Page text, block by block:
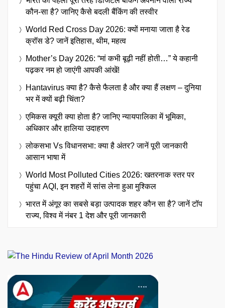
कौन-सा है? जानिए कैसे बदली बैंकिंग की तस्वीर
World Red Cross Day 2026: क्यों मनाया जाता है रेड
क्रॉस डे? जानें इतिहास, थीम, महत्व
Mother’s Day 2026: “मां कभी बूढ़ी नहीं होती…” ये कहानी
पढ़कर नम हो जाएंगी आपकी आंखें!
Hantavirus क्या है? कैसे फैलता है और क्या हैं लक्षण – दुनिया
भर में क्यों बढ़ी चिंता?
एमिकस क्यूरी क्या होता है? जानिए न्यायपालिका में भूमिका,
अधिकार और हालिया उदाहरण
लोकसभा Vs विधानसभा: क्या है अंतर? जानें पूरी जानकारी
आसान भाषा में
World Most Polluted Cities 2026: खतरनाक स्तर पर
पहुंचा AQI, इन शहरों में सांस लेना हुआ मुश्किल
भारत में अंगूर का सबसे बड़ा उत्पादक शहर कौन सा है? जानें टॉप
राज्य, विश्व में नंबर 1 देश और पूरी जानकारी